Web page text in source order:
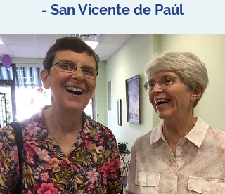
- San Vicente de Paúl